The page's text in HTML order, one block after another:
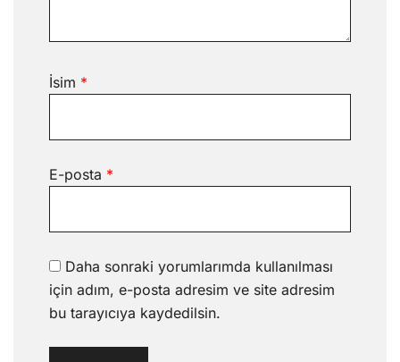
İsim *
E-posta *
Daha sonraki yorumlarımda kullanılması
için adım, e-posta adresim ve site adresim
bu tarayıcıya kaydedilsin.